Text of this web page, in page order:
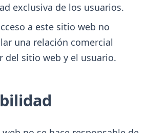
exclusiva de los usuarios.
a este sitio web no
una relación comercial
del sitio web y el usuario.